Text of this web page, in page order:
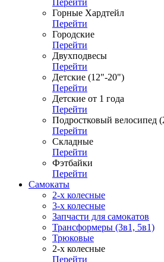
Перейти
Горные Хардтейл
Перейти
Городские
Перейти
Двухподвесы
Перейти
Детские (12"-20")
Перейти
Детские от 1 года
Перейти
Подростковый велосипед
Перейти
Складные
Перейти
Фэтбайки
Перейти
Самокаты
2-х колесные
3-х колесные
Запчасти для самокатов
Трансформеры (3в1, 5в1)
Трюковые
2-х колесные
Перейти